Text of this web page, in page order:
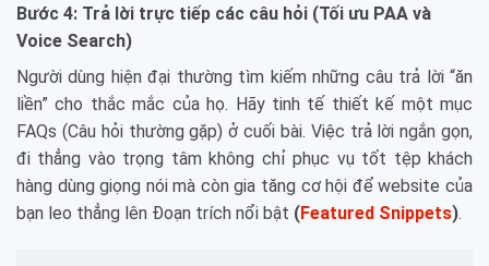
Bước 4: Trả lời trực tiếp các câu hỏi (Tối ưu PAA và
Voice Search)
Người dùng hiện đại thường tìm kiếm những câu trả lời “ăn
liền” cho thắc mắc của họ. Hãy tinh tế thiết kế một mục
FAQs (Câu hỏi thường gặp) ở cuối bài. Việc trả lời ngắn gọn,
đi thẳng vào trọng tâm không chỉ phục vụ tốt tệp khách
hàng dùng giọng nói mà còn gia tăng cơ hội để website của
bạn leo thẳng lên Đoạn trích nổi bật (Featured Snippets).